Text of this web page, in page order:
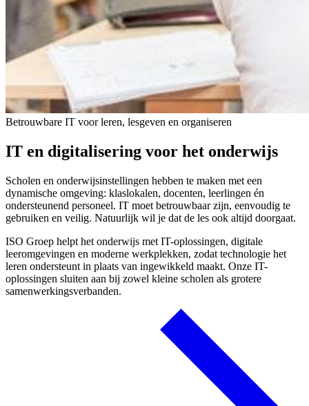
Betrouwbare IT voor leren, lesgeven en organiseren
IT en digitalisering voor het onderwijs
Scholen en onderwijsinstellingen hebben te maken met een
dynamische omgeving: klaslokalen, docenten, leerlingen én
ondersteunend personeel. IT moet betrouwbaar zijn, eenvoudig te
gebruiken en veilig. Natuurlijk wil je dat de les ook altijd doorgaat.
ISO Groep helpt het onderwijs met IT-oplossingen, digitale
leeromgevingen en moderne werkplekken, zodat technologie het
leren ondersteunt in plaats van ingewikkeld maakt. Onze IT-
oplossingen sluiten aan bij zowel kleine scholen als grotere
samenwerkingsverbanden.